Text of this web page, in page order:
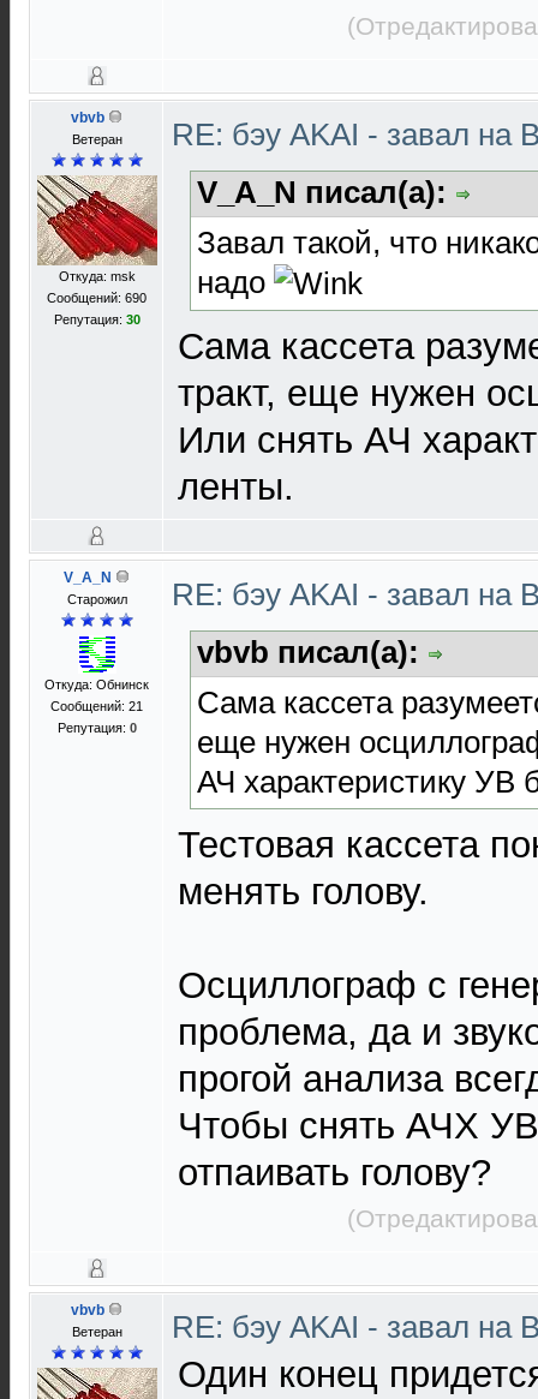
vbvb
Ветеран
Откуда: msk
Сообщений: 690
Репутация: 30
RE: бэу AKAI - завал на
V_A_N писал(а):
Завал такой, что
надо
Сама кассета
тракт, еще нужен
Или снять АЧ
ленты.
V_A_N
Старожил
Откуда: Обнинск
Сообщений: 21
Репутация: 0
RE: бэу AKAI - завал на
vbvb писал(а):
Сама кассета
еще нужен
АЧ характеристику УВ
Тестовая кассета
менять голову.
Осциллограф с
проблема, да и
прогой анализа
Чтобы снять АЧХ
отпаивать голову?
vbvb
Ветеран RE: бэу AKAI - завал на
Один конец